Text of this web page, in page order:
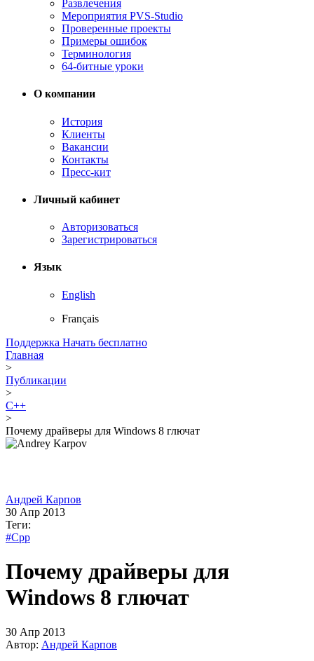
Развлечения
Мероприятия PVS-Studio
Проверенные проекты
Примеры ошибок
Терминология
64-битные уроки
О компании
История
Клиенты
Вакансии
Контакты
Пресс-кит
Личный кабинет
Авторизоваться
Зарегистрироваться
Язык
English
Français
Поддержка Начать бесплатно
Главная
>
Публикации
>
C++
>
Почему драйверы для Windows 8 глючат
Андрей Карпов
30 Апр 2013
Теги:
#Cpp
Почему драйверы для
Windows 8 глючат
30 Апр 2013
Автор: Андрей Карпов